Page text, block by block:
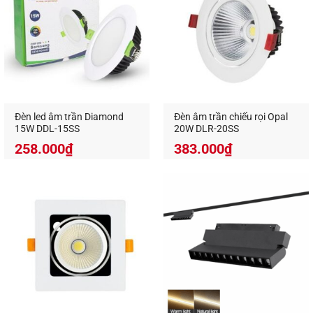
và ít hư hỏng. Đây là lựa chọn bền bỉ, hạn chế chi
phí thay thế và bảo dưỡng.
Đèn led âm trần Diamond
15W DDL-15SS
258.000₫
Đèn âm trần chiếu rọi Opal
20W DLR-20SS
383.000₫